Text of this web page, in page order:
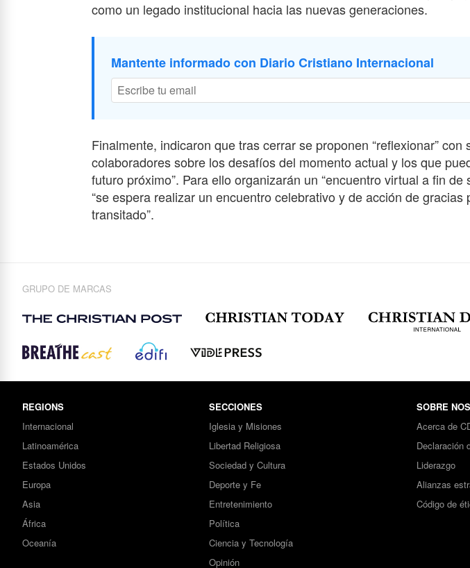
como un legado institucional hacia las nuevas generaciones.
Mantente informado con Diario Cristiano Internacional
Finalmente, indicaron que tras cerrar se proponen “reflexionar” con
colaboradores sobre los desafíos del momento actual y los que
futuro próximo”. Para ello organizarán un “encuentro virtual a fin de
“se espera realizar un encuentro celebrativo y de acción de gracias
transitado”.
GRUPO DE MARCAS
REGIONS
Internacional
Latinoamérica
Estados Unidos
Europa
Asia
África
Oceanía
SECCIONES
Iglesia y Misiones
Libertad Religiosa
Sociedad y Cultura
Deporte y Fe
Entretenimiento
Política
Ciencia y Tecnología
Opinión
SOBRE
Acerca de
Declaración
Liderazgo
Alianzas
Código de